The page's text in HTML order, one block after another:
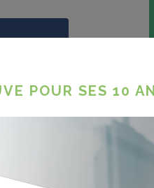
POUR SES 10